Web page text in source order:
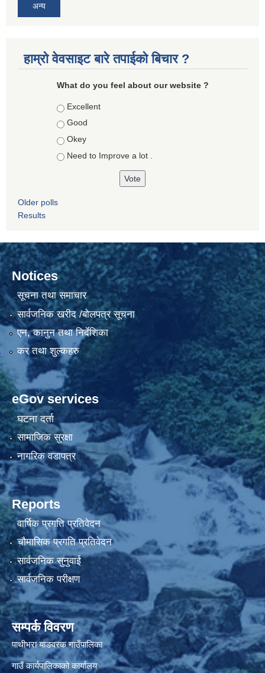
अन्य
हाम्रो वेवसाइट बारे तपाईको बिचार ?
What do you feel about our website ?
Choices
Excellent
Good
Okey
Need to Improve a lot .
Older polls
Results
Notices
सूचना तथा समाचार
सार्वजनिक खरीद /बोलपत्र सूचना
एन, कानुन तथा निर्देशिका
कर तथा शुल्कहरु
eGov services
घटना दर्ता
सामाजिक सुरक्षा
नागरिक वडापत्र
Reports
वार्षिक प्रगति प्रतिवेदन
चौमासिक प्रगति प्रतिवेदन
सार्वजनिक सुनुवाई
सार्वजनिक परीक्षण
सम्पर्क विवरण
पाथीभरा याङवरक गाउँपालिका
गाउँ कार्यपालिकाको कार्यालय